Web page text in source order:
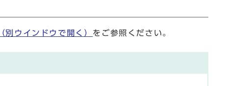
（別ウインドウで開く） をご参照ください。